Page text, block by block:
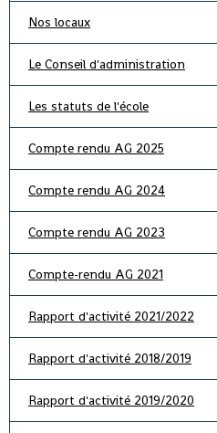
Nos locaux
Le Conseil d'administration
Les statuts de l'école
Compte rendu AG 2025
Compte rendu AG 2024
Compte rendu AG 2023
Compte-rendu AG 2021
Rapport d'activité 2021/2022
Rapport d'activité 2018/2019
Rapport d'activité 2019/2020